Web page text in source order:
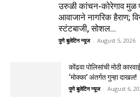
उरुळी कांचन-कोरेगाव मुळ
आवाजाने नागरिक हैराण;
स्टंटबाजी, सोशल...
पुणे बुलेटिन न्यूज - August 5, 2026
कोंढवा पोलिसांची मोठी
‘मोक्का’ अंतर्गत गुन्हा दाखल!
पुणे बुलेटिन न्यूज - August 6,